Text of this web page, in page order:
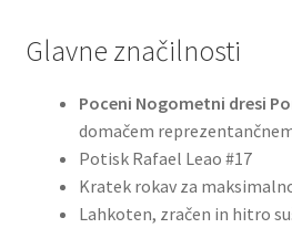
Glavne značilnosti
Poceni Nogometni dresi
domačem
Potisk Rafael Leao #17
Kratek rokav za
Lahkoten, zračen in hitro